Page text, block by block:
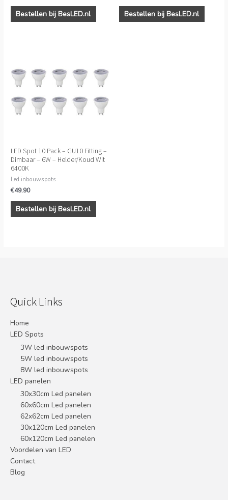
Bestellen bij BesLED.nl Bestellen bij BesLED.nl
LED Spot 10 Pack – GU10 Fitting –
Dimbaar – 6W – Helder/Koud Wit
6400K
Led inbouwspots
€49.90
Bestellen bij BesLED.nl
Quick Links
Home
LED Spots
3W led inbouwspots
5W led inbouwspots
8W led inbouwspots
LED panelen
30x30cm Led panelen
60x60cm Led panelen
62x62cm Led panelen
30x120cm Led panelen
60x120cm Led panelen
Voordelen van LED
Contact
Blog